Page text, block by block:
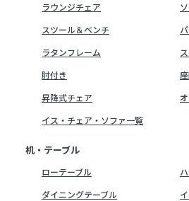
ラウンジチェア
スツール＆ベンチ
ラタンフレーム
肘付き
昇降式チェア
イス・チェア・ソファ一覧
机・テーブル
ローテーブル
ダイニングテーブル